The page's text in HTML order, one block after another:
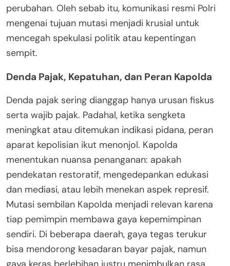
perubahan. Oleh sebab itu, komunikasi resmi Polri
mengenai tujuan mutasi menjadi krusial untuk
mencegah spekulasi politik atau kepentingan
sempit.
Denda Pajak, Kepatuhan, dan Peran Kapolda
Denda pajak sering dianggap hanya urusan fiskus
serta wajib pajak. Padahal, ketika sengketa
meningkat atau ditemukan indikasi pidana, peran
aparat kepolisian ikut menonjol. Kapolda
menentukan nuansa penanganan: apakah
pendekatan restoratif, mengedepankan edukasi
dan mediasi, atau lebih menekan aspek represif.
Mutasi sembilan Kapolda menjadi relevan karena
tiap pemimpin membawa gaya kepemimpinan
sendiri. Di beberapa daerah, gaya tegas terukur
bisa mendorong kesadaran bayar pajak, namun